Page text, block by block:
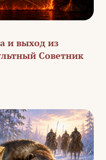
и выход из
Советник